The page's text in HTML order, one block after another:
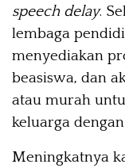
speech delay.
lembaga
menyediakan
beasiswa, dan
atau murah
keluarga
Meningkatnya